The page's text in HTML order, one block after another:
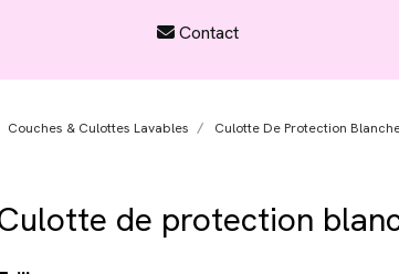
Contact
Couches & Culottes Lavables Culotte De Protection
de protection